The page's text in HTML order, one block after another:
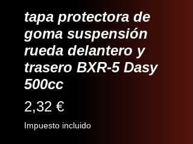
tapa protectora de
goma suspensión
rueda delantero y
trasero BXR-5 Dasy
500cc
2,32 €Precio
Impuesto incluido